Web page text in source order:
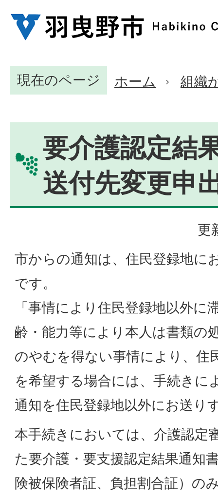
現在のページ ホーム 組織
要介護認定結
送付先変更申
更
市からの通知は、住民登録地に
です。
「事情により住民登録地以外に
齢・能力等により本人は書類の
のやむを得ない事情により、住
を希望する場合には、手続きに
通知を住民登録地以外にお送り
本手続きにおいては、介護認定
た要介護・要支援認定結果通知
険被保険者証、負担割合証）の